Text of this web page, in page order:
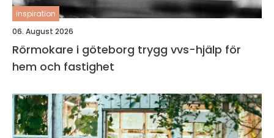
inspiration
06. August 2026
Rörmokare i göteborg trygg vvs-hjälp för
hem och fastighet